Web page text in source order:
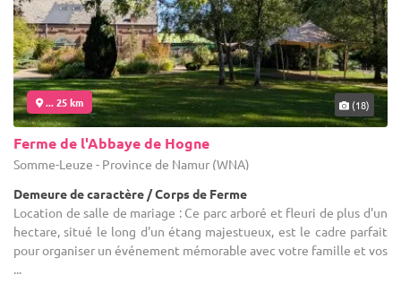
... 25 km (18)
Ferme de l'Abbaye de Hogne
Somme-Leuze - Province de Namur (WNA)
Demeure de caractère / Corps de Ferme
Location de salle de mariage : Ce parc arboré et fleuri de plus d'un
hectare, situé le long d'un étang majestueux, est le cadre parfait
pour organiser un événement mémorable avec votre famille et vos